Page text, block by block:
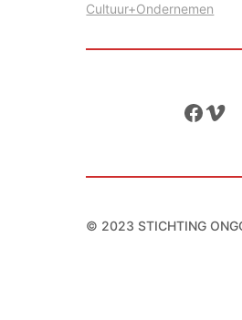
Cultuur+Ondernemen
Facebook Vimeo
© 2023 STICHTING